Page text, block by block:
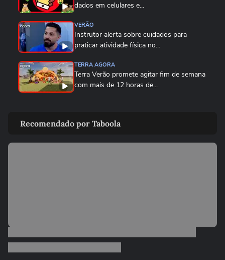
dados em celulares e...
VERÃO
Instrutor alerta sobre cuidados para
praticar atividade física no...
TERRA AGORA
Terra Verão promete agitar fim de semana
com mais de 12 horas de...
participa de ensaio da Unidos...
VERÃO
começar a correr
Recomendado por Taboola